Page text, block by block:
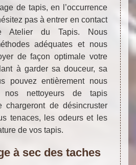
de tapis, en l’occurrence
pas à entrer en contact
Atelier du Tapis. Nous
adéquates et nous
de façon optimale votre
à garder sa douceur, sa
pouvez entièrement nous
nos nettoyeurs de tapis
chargeront de désincruster
tenaces, les odeurs et les
de vos tapis.
à sec des taches